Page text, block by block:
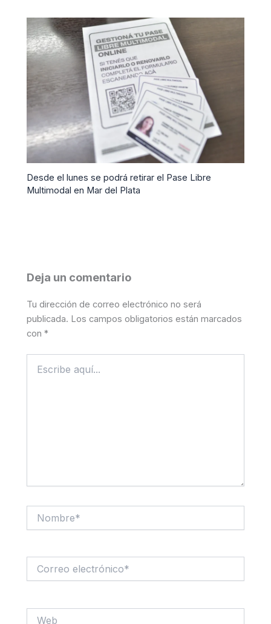
Desde el lunes se podrá retirar el Pase Libre
Multimodal en Mar del Plata
Deja un comentario
Tu dirección de correo electrónico no será
publicada. Los campos obligatorios están marcados
con*
aquí...
electrónico*